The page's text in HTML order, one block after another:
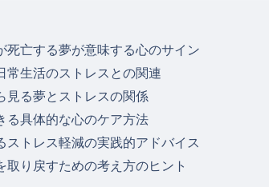
死亡する夢が意味する心のサイン
常生活のストレスとの関連
見る夢とストレスの関係
る具体的な心のケア方法
ストレス軽減の実践的アドバイス
取り戻すための考え方のヒント